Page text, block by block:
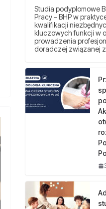
Studia podyplomowe
Pracy – BHP w
kwalifikacji
kluczowych funkcji w
prowadzenia
doradczej związanej